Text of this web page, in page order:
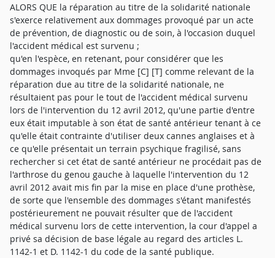
ALORS QUE la réparation au titre de la solidarité nationale
s'exerce relativement aux dommages provoqué par un acte
de prévention, de diagnostic ou de soin, à l'occasion duquel
l'accident médical est survenu ;
qu'en l'espèce, en retenant, pour considérer que les
dommages invoqués par Mme [C] [T] comme relevant de la
réparation due au titre de la solidarité nationale, ne
résultaient pas pour le tout de l'accident médical survenu
lors de l'intervention du 12 avril 2012, qu'une partie d'entre
eux était imputable à son état de santé antérieur tenant à ce
qu'elle était contrainte d'utiliser deux cannes anglaises et à
ce qu'elle présentait un terrain psychique fragilisé, sans
rechercher si cet état de santé antérieur ne procédait pas de
l'arthrose du genou gauche à laquelle l'intervention du 12
avril 2012 avait mis fin par la mise en place d'une prothèse,
de sorte que l'ensemble des dommages s'étant manifestés
postérieurement ne pouvait résulter que de l'accident
médical survenu lors de cette intervention, la cour d'appel a
privé sa décision de base légale au regard des articles L.
1142-1 et D. 1142-1 du code de la santé publique.